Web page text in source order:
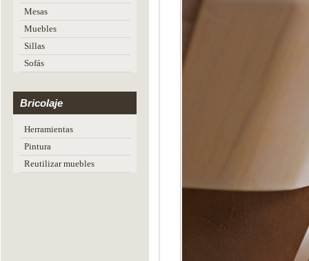
Mesas
Muebles
Sillas
Sofás
Bricolaje
Herramientas
Pintura
Reutilizar muebles